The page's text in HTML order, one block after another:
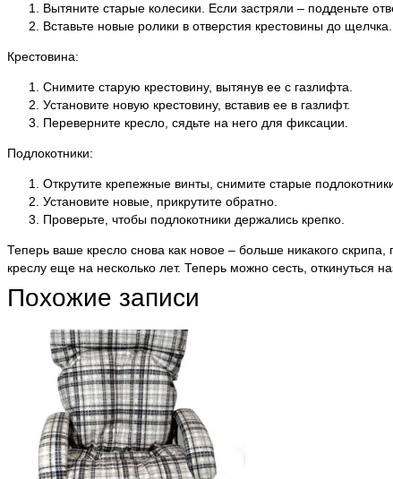
Вытяните старые колесики. Если застряли – подденьте
Вставьте новые ролики в отверстия крестовины до щелчка.
Крестовина:
Снимите старую крестовину, вытянув ее с газлифта.
Установите новую крестовину, вставив ее в газлифт.
Переверните кресло, сядьте на него для фиксации.
Подлокотники:
Открутите крепежные винты, снимите старые
Установите новые, прикрутите обратно.
Проверьте, чтобы подлокотники держались крепко.
Теперь ваше кресло снова как новое – больше никакого
креслу еще на несколько лет. Теперь можно сесть, откинуться
Похожие записи